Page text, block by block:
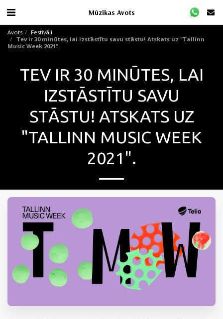
Mūzikas Avots
Avots
Festivāli
Tev ir 30 minūtes, lai izstāstītu savu stāstu! Atskats uz "Tallinn
Music Week 2021".
TEV IR 30 MINŪTES, LAI
IZSTĀSTĪTU SAVU
STĀSTU! ATSKATS UZ
"TALLINN MUSIC WEEK
2021".